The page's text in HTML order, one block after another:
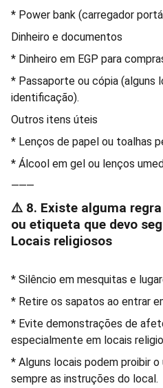
* Power bank (carregador
Dinheiro e documentos
* Dinheiro em EGP para
* Passaporte ou cópia (alguns
identificação).
Outros itens úteis
* Lenços de papel ou toalhas
* Álcool em gel ou lenços
⸻
⚠️ 8. Existe alguma
ou etiqueta que devo
Locais religiosos
* Silêncio em mesquitas e
* Retire os sapatos ao entrar
* Evite demonstrações de
especialmente em locais
* Alguns locais podem proibir o
sempre as instruções do local.